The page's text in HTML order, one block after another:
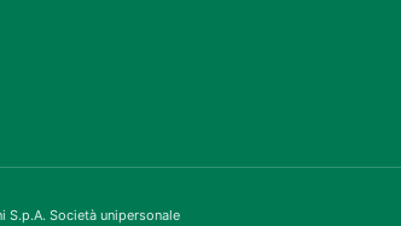
S.p.A. Società unipersonale